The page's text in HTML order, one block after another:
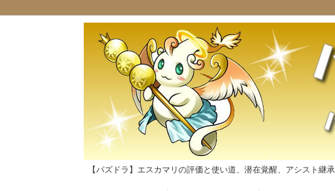
【パズドラ】エスカマリの評価と使い道、潜在覚醒、アシスト継承